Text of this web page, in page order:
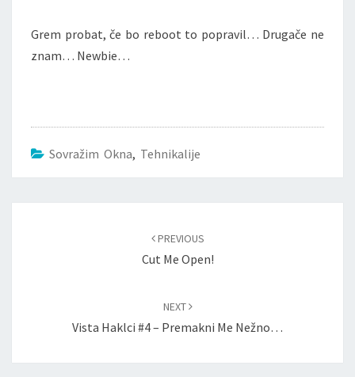
Grem probat, če bo reboot to popravil… Drugače ne
znam… Newbie…
Sovražim Okna, Tehnikalije
PREVIOUS
Cut Me Open!
NEXT
Vista Haklci #4 – Premakni Me Nežno…